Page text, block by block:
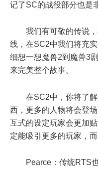
记了SC的战役部分也是
我们有可敬的传说
线，在SC2中我们将充
细想一想魔兽2到魔兽3
来完美整个故事。
在SC2中，你将了
西，更多的人物将会登
互式的设定玩家会更加
定能吸引更多的玩家，
Pearce：传统RTS